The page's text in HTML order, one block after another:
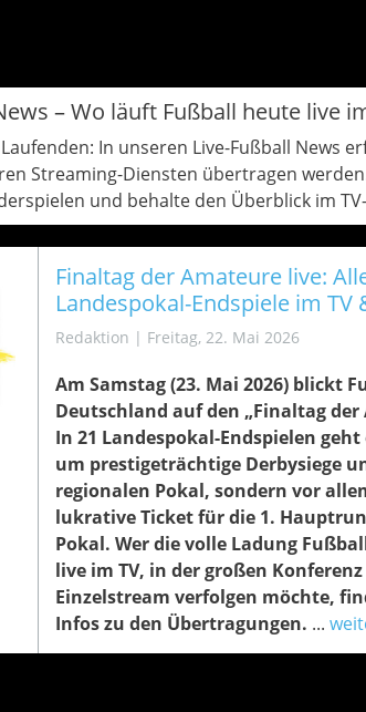
– Wo läuft Fußball heute live
In unseren Live-Fußball News
Streaming-Diensten übertragen
und behalte den Überblick im
Finaltag der Amateure live:
Landespokal-Endspiele im TV
Redaktion | Freitag, 22. Mai 2026
Am Samstag (23. Mai 2026) blickt
Deutschland auf den „Finaltag der
In 21 Landespokal-Endspielen
um prestigeträchtige Derbysiege
regionalen Pokal, sondern vor
lukrative Ticket für die 1.
Pokal. Wer die volle Ladung
live im TV, in der großen
Einzelstream verfolgen möchte,
Infos zu den Übertragungen. ...